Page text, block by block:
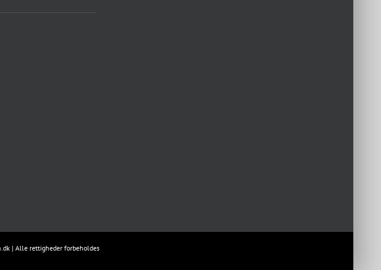
| Alle rettigheder forbeholdes